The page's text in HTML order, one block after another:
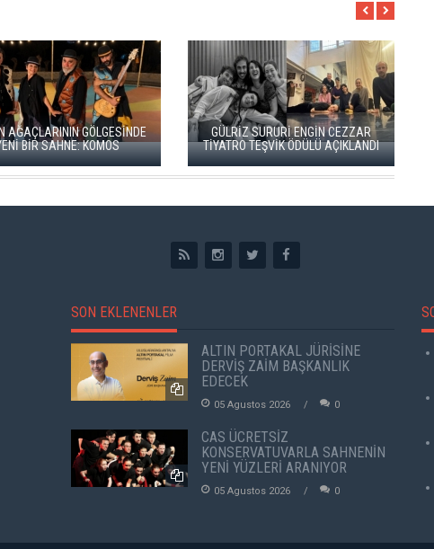
BİR KEZ DAHA
OLUYOR
BBT’DE REKOR SEYİRCİ, YENİ
REPERTUVAR
SON EKLENENLER
ALTIN PORTAKAL JÜRİSİNE
DERVİŞ ZAİM BAŞKANLIK
EDECEK
05 Agustos 2026 0
CAS ÜCRETSİZ
KONSERVATUVARLA SAHNENİN
YENİ YÜZLERİ ARANIYOR
05 Agustos 2026 0